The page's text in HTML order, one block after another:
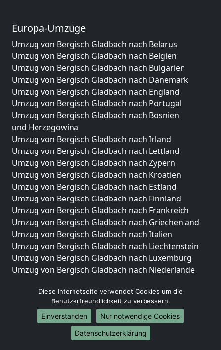
Europa-Umzüge
Umzug von Bergisch Gladbach nach Belarus
Umzug von Bergisch Gladbach nach Belgien
Umzug von Bergisch Gladbach nach Bulgarien
Umzug von Bergisch Gladbach nach Dänemark
Umzug von Bergisch Gladbach nach England
Umzug von Bergisch Gladbach nach Portugal
Umzug von Bergisch Gladbach nach Bosnien
und Herzegowina
Umzug von Bergisch Gladbach nach Irland
Umzug von Bergisch Gladbach nach Lettland
Umzug von Bergisch Gladbach nach Zypern
Umzug von Bergisch Gladbach nach Kroatien
Umzug von Bergisch Gladbach nach Estland
Umzug von Bergisch Gladbach nach Finnland
Umzug von Bergisch Gladbach nach Frankreich
Umzug von Bergisch Gladbach nach Griechenland
Umzug von Bergisch Gladbach nach Italien
Umzug von Bergisch Gladbach nach Liechtenstein
Umzug von Bergisch Gladbach nach Luxemburg
Umzug von Bergisch Gladbach nach Niederlande
Umzüge-Deutschlandweit
Umzug von Bergisch Gladbach nach Berlin
Umzug von Bergisch Gladbach nach Hamburg
Umzug von Bergisch Gladbach nach München
Diese Internetseite verwendet Cookies um die
Benutzerfreundlichkeit zu verbessern.
Einverstanden
Nur notwendige Cookies
Datenschutzerklärung